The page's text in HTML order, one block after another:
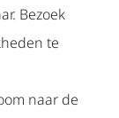
Bezoek
te
naar de